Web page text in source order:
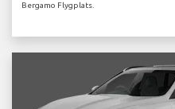
Bergamo Flygplats.